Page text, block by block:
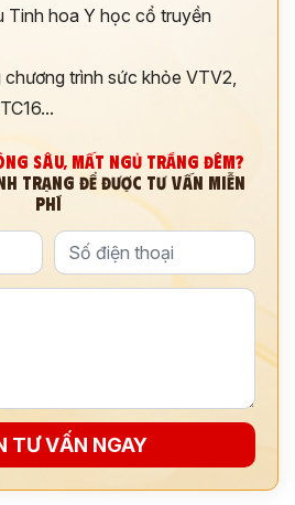
Tinh hoa Y học cổ truyền
chương trình sức khỏe VTV2,
SÂU, MẤT NGỦ TRẮNG ĐÊM?
TRẠNG ĐỂ ĐƯỢC TƯ VẤN MIỄN
PHÍ
TƯ VẤN NGAY
CỔ TRUYỀN
*